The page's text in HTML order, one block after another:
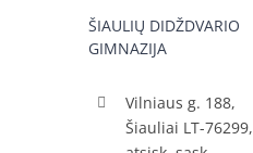
ŠIAULIŲ DIDŽDVARIO
GIMNAZIJA
Vilniaus g. 188,
Šiauliai LT-76299,